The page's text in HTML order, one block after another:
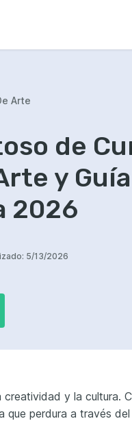
Arte
de
y
2026
5/13/2026
y la cultura.
que perdura a través